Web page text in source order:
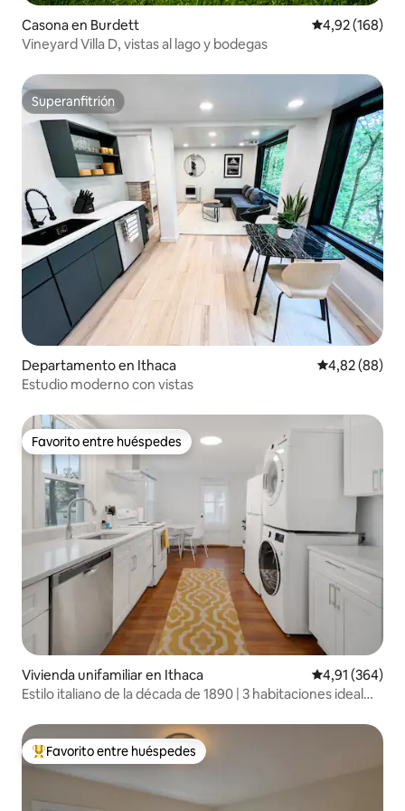
Casona en Burdett Calificación
4,92 (168)
Vineyard Villa D, vistas al lago y bodegas
Superanfitrión
Superanfitrión
Departamento en Ithaca Calificación
4,82 (88)
Estudio moderno con vistas
Favorito entre huéspedes
Favorito entre huéspedes
Vivienda unifamiliar en Ithaca Calificación
4,91 (364)
Estilo italiano de la década de 1890 | 3 habitaciones ideal
Favorito entre los huéspedes más destacados
Favorito entre huéspedes